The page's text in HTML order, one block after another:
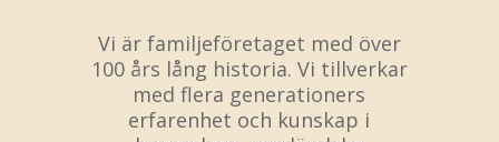
Vi är familjeföretaget med över
100 års lång historia. Vi tillverkar
med flera generationers
erfarenhet och kunskap i